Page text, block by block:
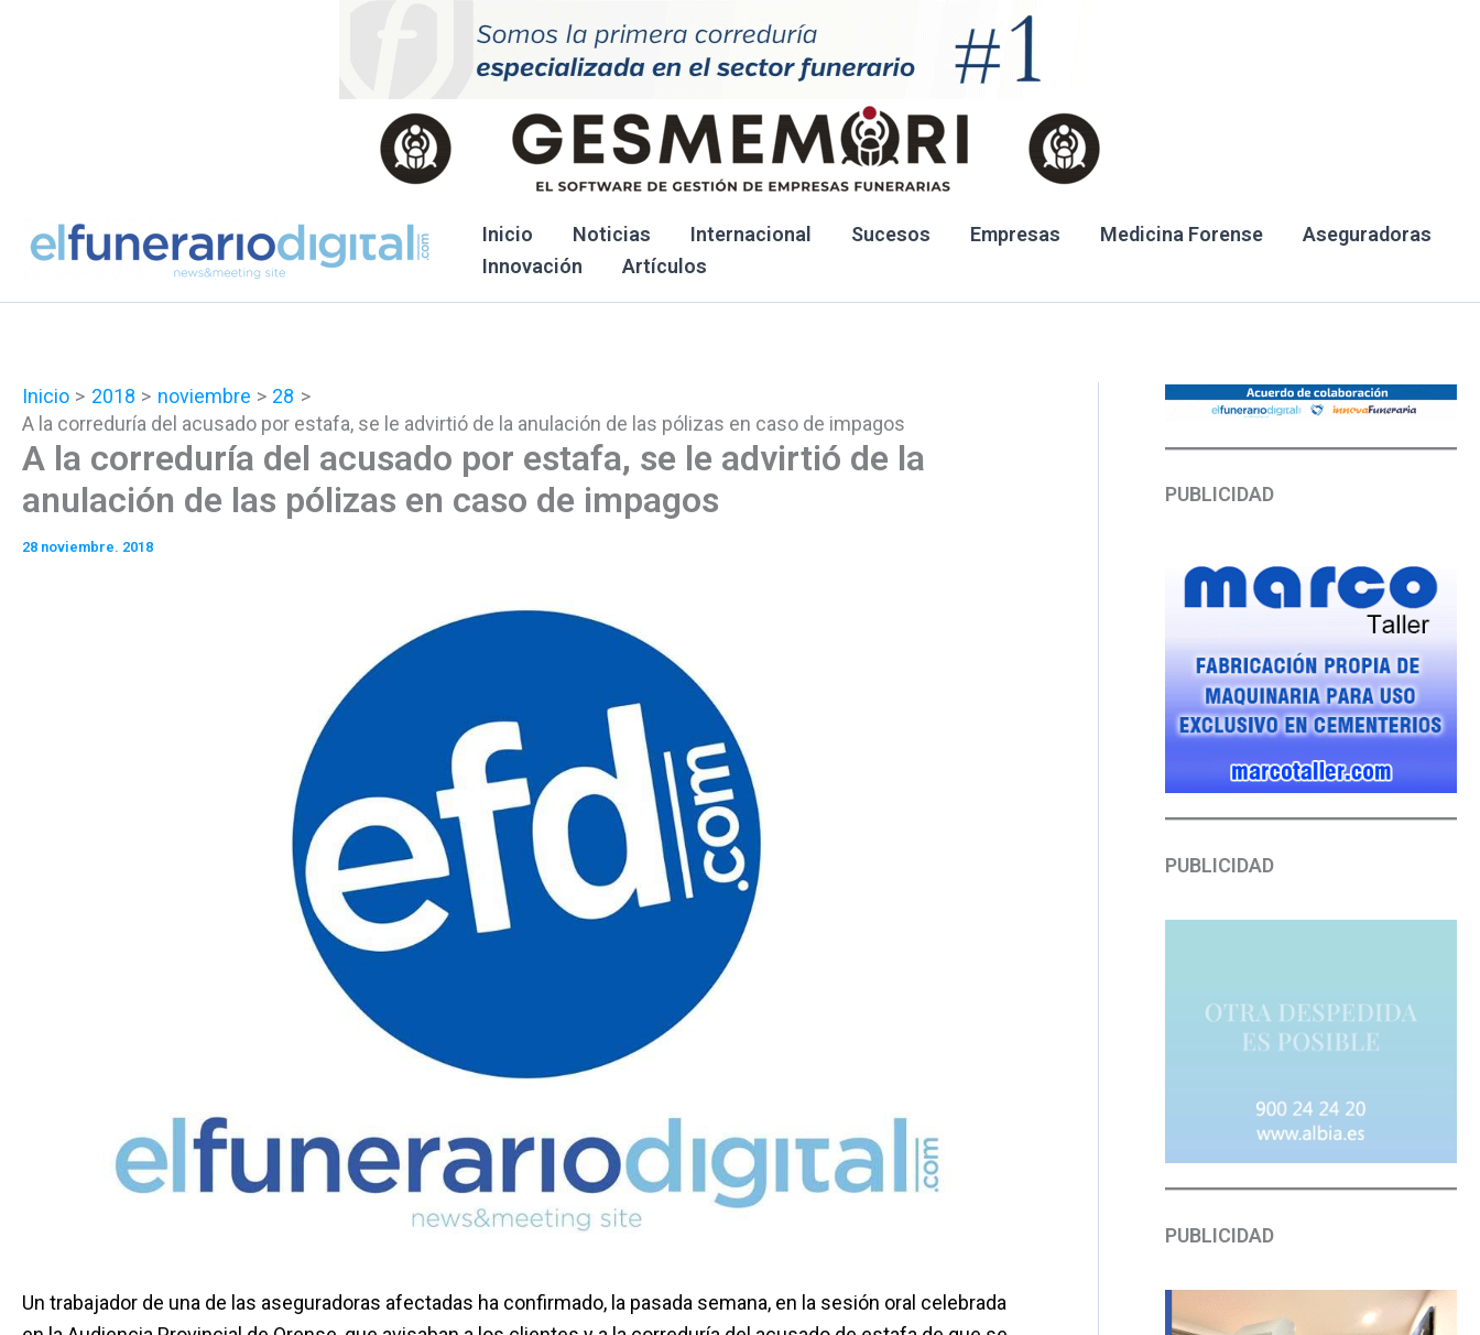
Inicio Noticias Internacional Sucesos Empresas Medicina Forense
Aseguradoras
Innovación
Artículos
Inicio 2018 noviembre
28
A la correduría del acusado por estafa, se le advirtió de la anulación de las pólizas en caso de impagos
A la correduría del acusado por estafa, se le advirtió de la
anulación de las pólizas en caso de impagos
28 noviembre. 2018
Un trabajador de una de las aseguradoras afectadas ha confirmado, la pasada semana, en la sesión oral celebrada
PUBLICIDAD
PUBLICIDAD
PUBLICIDAD